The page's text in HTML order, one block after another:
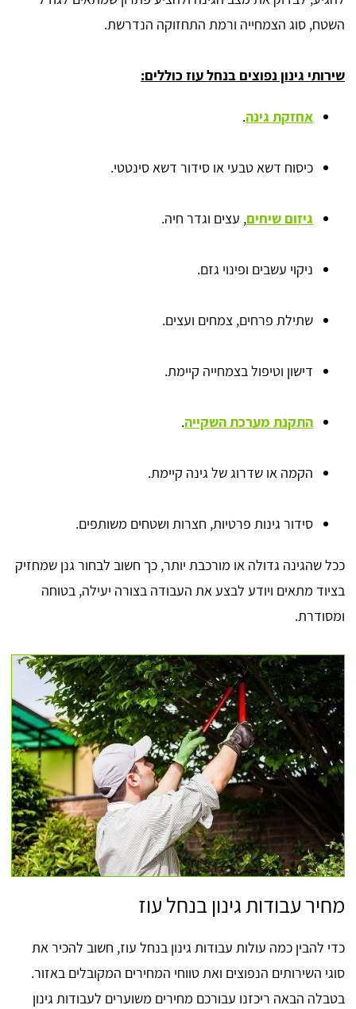
השטח, סוג הצמחייה ורמת התחזוקה הנדרשת.
שירותי גינון נפוצים בנחל עוז כוללים:
אחזקת גינה.
כיסוח דשא טבעי או סידור דשא סינטטי.
גיזום שיחים, עצים וגדר חיה.
ניקוי עשבים ופינוי גזם.
שתילת פרחים, צמחים ועצים.
דישון וטיפול בצמחייה קיימת.
התקנת מערכת השקייה.
הקמה או שדרוג של גינה קיימת.
סידור גינות פרטיות, חצרות ושטחים משותפים.
ככל שהגינה גדולה או מורכבת יותר, כך חשוב לבחור גנן שמחזיק
בציוד מתאים ויודע לבצע את העבודה בצורה יעילה, בטוחה
ומסודרת.
מחיר עבודות גינון בנחל עוז
כדי להבין כמה עולות עבודות גינון בנחל עוז, חשוב להכיר את
סוגי השירותים הנפוצים ואת טווחי המחירים המקובלים באזור.
בטבלה הבאה ריכזנו עבורכם מחירים משוערים לעבודות גינון